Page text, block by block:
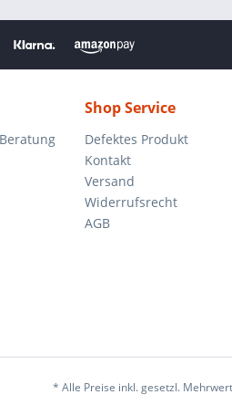
Shop Service
Defektes Produkt
Kontakt
Versand
Widerrufsrecht
AGB
* Alle Preise inkl. gesetzl.